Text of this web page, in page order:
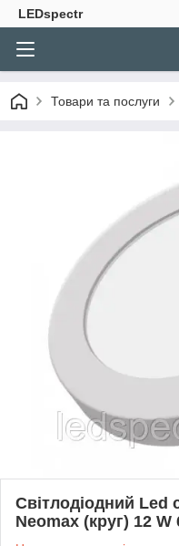
LEDspectr
Товари та послуги
Світлодіодний Led
Neomax (круг) 12 W